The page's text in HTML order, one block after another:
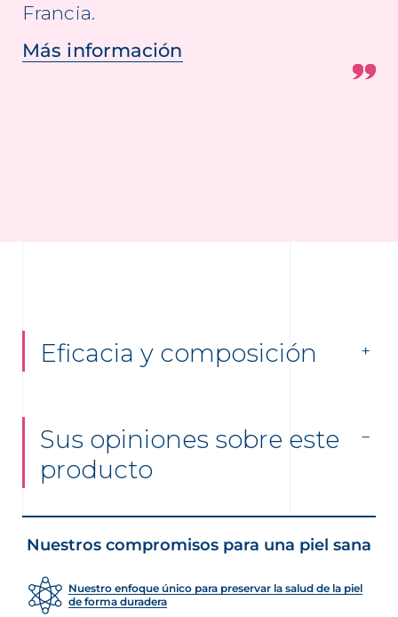
Francia.
Más información
Eficacia y composición
Sus opiniones sobre este
producto
Nuestros compromisos para una piel sana
Nuestro enfoque único para preservar la salud de la piel
de forma duradera